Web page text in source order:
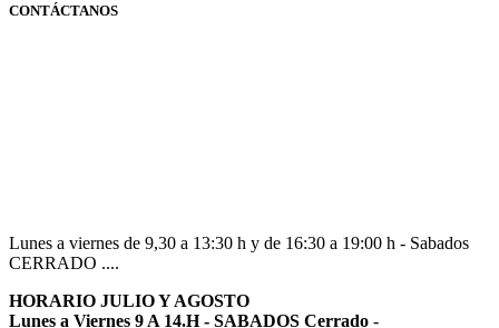
CONTÁCTANOS
Lunes a viernes de 9,30 a 13:30 h y de 16:30 a 19:00 h - Sabados
CERRADO ....
HORARIO JULIO Y AGOSTO
Lunes a Viernes 9 A 14.H - SABADOS Cerrado -